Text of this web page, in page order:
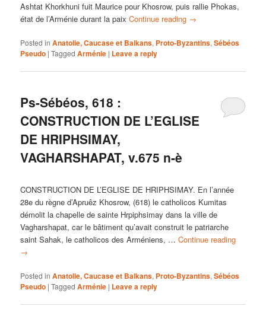
Ashtat Khorkhuni fuit Maurice pour Khosrow, puis rallie Phokas,
état de l’Arménie durant la paixContinue reading →
Posted in Anatolie, Caucase et Balkans, Proto-Byzantins,Sébéos
Pseudo |Tagged Arménie | Leave a reply
Ps-Sébéos, 618 :
CONSTRUCTION DE L’EGLISE
DE HRIPHSIMAY,
VAGHARSHAPAT, v.675 n-è
CONSTRUCTION DE L’EGLISE DE HRIPHSIMAY. En l’année
28e du règne d’Apruêz Khosrow, (618) le catholicos Kumitas
démolit la chapelle de sainte Hrpiphsimay dans la ville de
Vagharshapat, car le bâtiment qu’avait construit le patriarche
saint Sahak, le catholicos des Arméniens, …Continue reading
→
Posted in Anatolie, Caucase et Balkans, Proto-Byzantins,Sébéos
Pseudo |Tagged Arménie | Leave a reply